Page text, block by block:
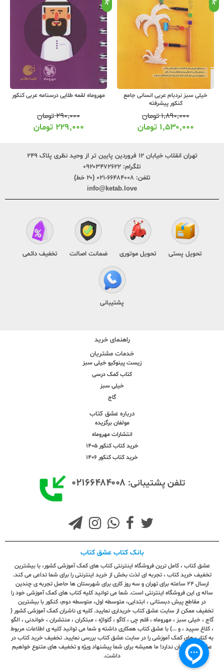
خیلی سبز نردبام عربی انسانی جامع
کنکور پیشرفته
۱,۸۹۰,۰۰۰تومان
۱,۵۳۰,۰۰۰ تومان
مهروماه لقمه طلایی درسنامه عربی کنکور
۲۹۰,۰۰۰تومان
۲۲۹,۰۰۰ تومان
تهران انقلاب خیابان ۱۲ فروردین پایین تر از وحید نظری پلاک ۲۴۹
تلگرام: ۰۹۲۰۳۴۷۲۶۲۲
تلفن: ۶۶۴۸۴۰۰۸-۰۲۱ (۲۰ خط)
info@ketab.love
تحویل پستی تحویل موتوری ضمانت اصالت تخفیف دائمی
پشتیبانی
راهنمای خرید
خدمات مشتریان
زیست پینوکیو خیلی سبز
کتاب کمک درسی
خیلی سبز
گاج
درباره عشق کتاب
مولفان برگزیده
انتشارات مهروماه
خرید کتاب کنکور 1405
خرید کتاب کنکور 1406
تلفن پشتیبانی: ۰۲۱۶۶۴۸۴۰۰۸
بانک کتاب عشق کتاب
عشق کتاب ، کامل ترین فروشگاه اینترنتی کتاب های کمک آموزشی کشور، با بیشترین
تخفیف خرید کتاب ، تجربه ای لذت بخش از خرید اینترنتی را برای شما تداعی می کند.
ارسال ٢٤ ساعته برای تهران و سه روز کاری برای شهرستان ها حاصل تجربه ی چندین
ساله ی این فروشگاه اینترنتی است. شما می توانید کلیه کتاب های کمک آموزشی خود را
در مقاطع پیش دبستانی ، ابتدایی، متوسطه اول، متوسطه دوم، کنکور با بیشترین
تخفیف ممکن از سایت عشق کتاب خریداری نمایید. کلیه ی ناشران کمک آموزشی کشور (
گاج ، خیلی سبز ، مهروماه ، قلم چی ، کاگو ، گلواژه ، مبتکران ، منتشران ، خواندنی ، الگو
، کلاغ سپید ، و ...) با عشق کتاب همکاری داشته و شما می توانید کلیه ی اطلاعات مربوط
به کتاب های کمک آموزشی را در سایت عشق کتاب بررسی نمایید. تخفیف خرید کتاب در
عشق کتاب زمان ندارد! ما همیشه برای شما پیشنهاد ویژه و تخفیف های متنوع خواهیم
داشت.